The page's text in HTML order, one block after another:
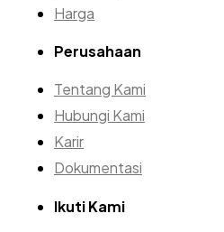
Harga
Perusahaan
Tentang Kami
Hubungi Kami
Karir
Dokumentasi
Ikuti Kami